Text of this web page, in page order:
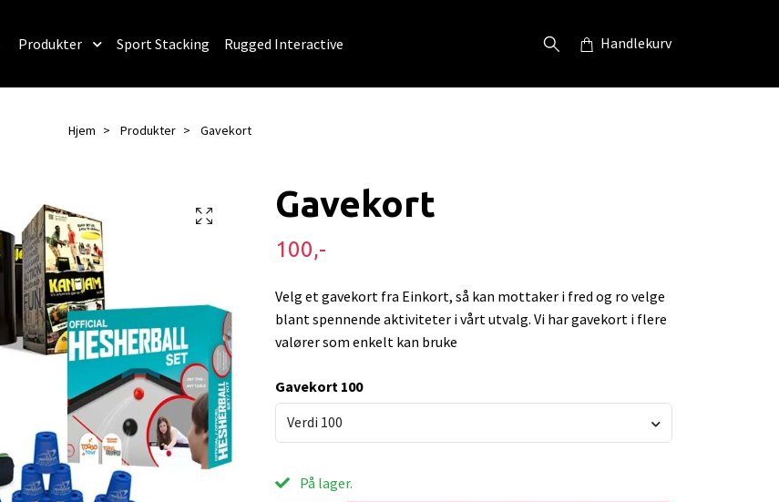
Produkter Sport Stacking Rugged Interactive Handlekurv
Hjem Produkter Gavekort
Gavekort
100,-
Velg et gavekort fra Einkort, så kan mottaker i fred og ro velge
blant spennende aktiviteter i vårt utvalg. Vi har gavekort i flere
valører som enkelt kan bruke
Gavekort 100
Verdi 100
På lager.